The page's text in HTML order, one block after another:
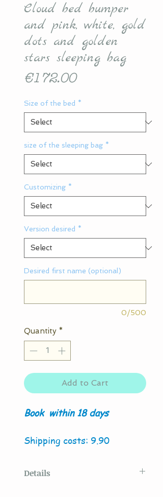
Cloud bed bumper
and pink, white, gold
dots and golden
stars sleeping bag
€172.00Price
Size of the bed *
size of the sleeping bag *
Customizing *
Version desired *
Desired first name (optional)
0/500
Quantity *
Add to Cart
Book within 18 days
Shipping costs: 9.90
Details